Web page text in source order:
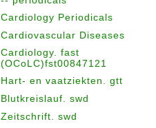
Cardiology Periodicals
Cardiovascular Diseases
Cardiology. fast
(OCoLC)fst00847121
Hart- en vaatziekten. gtt
Blutkreislauf. swd
Zeitschrift. swd